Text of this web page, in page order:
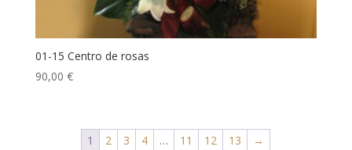
01-15 Centro de rosas
90,00 €
1 2 3 4 … 11 12 13 →